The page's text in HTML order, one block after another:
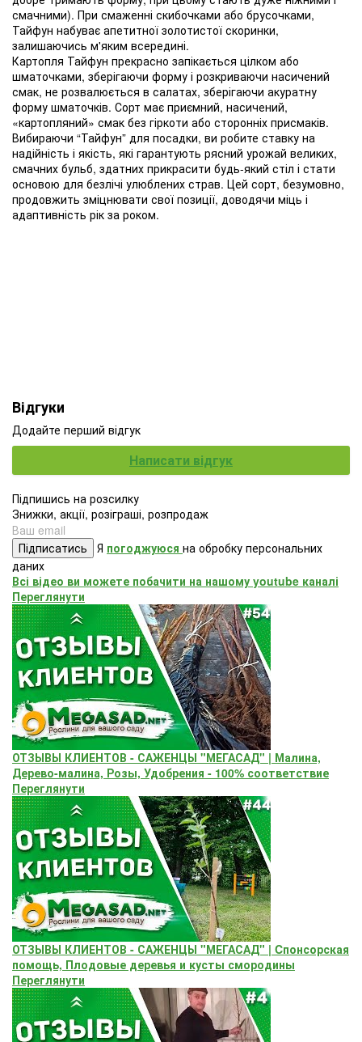
смачними). При смаженні скибочками або брусочками,
Тайфун набуває апетитної золотистої скоринки,
залишаючись м'яким всередині.
Картопля Тайфун прекрасно запікається цілком або
шматочками, зберігаючи форму і розкриваючи насичений
смак, не розвалюється в салатах, зберігаючи акуратну
форму шматочків. Сорт має приємний, насичений,
«картопляний» смак без гіркоти або сторонніх присмаків.
Вибираючи “Тайфун” для посадки, ви робите ставку на
надійність і якість, які гарантують рясний урожай великих,
смачних бульб, здатних прикрасити будь-який стіл і стати
основою для безлічі улюблених страв. Цей сорт, безумовно,
продовжить зміцнювати свої позиції, доводячи міць і
адаптивність рік за роком.
Відгуки
Додайте перший відгук
Написати відгук
Підпишись на розсилку
Знижки, акції, розіграші, розпродаж
Підписатись Я погоджуюся на обробку персональних
даних
Всі відео ви можете побачити на нашому youtube каналі
Переглянути
ОТЗЫВЫ КЛИЕНТОВ - САЖЕНЦЫ "МЕГАСАД" | Малина,
Дерево-малина, Розы, Удобрения - 100% соответствие
Переглянути
ОТЗЫВЫ КЛИЕНТОВ - САЖЕНЦЫ "МЕГАСАД" | Cпонсорская
помощь, Плодовые деревья и кусты смородины
Переглянути